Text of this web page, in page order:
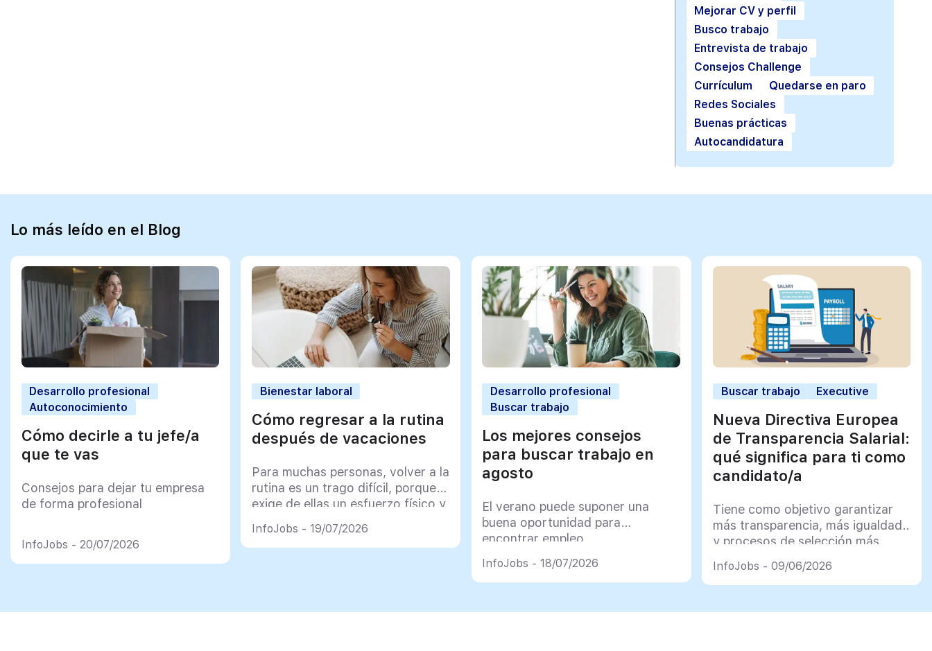
Mejorar CV y perfil
Busco trabajo
Entrevista de trabajo
Consejos Challenge
Currículum
Quedarse en paro
Redes Sociales
Buenas prácticas
Autocandidatura
Lo más leído en el Blog
Desarrollo profesional
Autoconocimiento
Cómo decirle a tu jefe/a
que te vas
Consejos para dejar tu empresa
de forma profesional
InfoJobs - 20/07/2026
Bienestar laboral
Cómo regresar a la rutina
después de vacaciones
Para muchas personas, volver a la
rutina es un trago difícil, porque
exige de ellas un esfuerzo físico y
InfoJobs - 19/07/2026
Desarrollo profesional
Buscar trabajo
Los mejores consejos
para buscar trabajo en
agosto
El verano puede suponer una
buena oportunidad para
encontrar empleo
InfoJobs - 18/07/2026
Buscar trabajo Executive
Nueva Directiva Europea
de Transparencia Salarial:
qué significa para ti como
candidato/a
Tiene como objetivo garantizar
más transparencia, más igualdad
y procesos de selección más
InfoJobs - 09/06/2026